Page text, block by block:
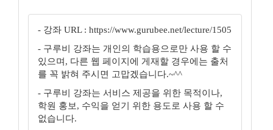
- 강좌 URL : https://www.gurubee.net/lecture/1505
- 구루비 강좌는 개인의 학습용으로만 사용 할 수
있으며, 다른 웹 페이지에 게재할 경우에는 출처
를 꼭 밝혀 주시면 고맙겠습니다.~^^
- 구루비 강좌는 서비스 제공을 위한 목적이나,
학원 홍보, 수익을 얻기 위한 용도로 사용 할 수
없습니다.